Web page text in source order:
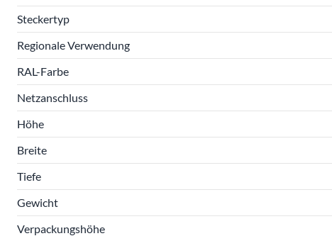
Steckertyp
Regionale Verwendung
RAL-Farbe
Netzanschluss
Höhe
Breite
Tiefe
Gewicht
Verpackungshöhe